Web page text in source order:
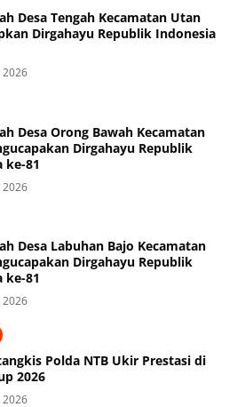
Desa Tengah Kecamatan Utan
Dirgahayu Republik Indonesia
2026
Desa Orong Bawah Kecamatan
Dirgahayu Republik
ke-81
2026
Desa Labuhan Bajo Kecamatan
Dirgahayu Republik
ke-81
2026
Polda NTB Ukir Prestasi di
2026
2026